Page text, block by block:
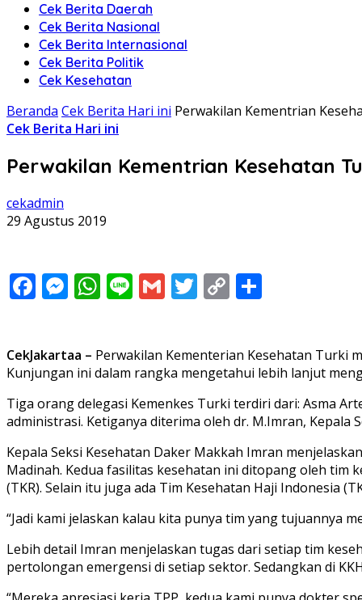
Cek Berita Daerah
Cek Berita Nasional
Cek Berita Internasional
Cek Berita Politik
Cek Kesehatan
Beranda Cek Berita Hari ini Perwakilan Kementrian
Cek Berita Hari ini
Perwakilan Kementrian Kesehatan
cekadmin
29 Agustus 2019
Facebook
Messenger
WhatsApp
LineGmailTwitter
Copy
CekJakartaa – Perwakilan Kementerian Kesehatan Turki
Kunjungan ini dalam rangka mengetahui lebih lanjut
Tiga orang delegasi Kemenkes Turki terdiri dari: Asma
administrasi. Ketiganya diterima oleh dr. M.Imran, Kepala
Kepala Seksi Kesehatan Daker Makkah Imran
Madinah. Kedua fasilitas kesehatan ini ditopang oleh tim
(TKR). Selain itu juga ada Tim Kesehatan Haji Indonesia
“Jadi kami jelaskan kalau kita punya tim yang tujuannya
Lebih detail Imran menjelaskan tugas dari setiap tim
pertolongan emergensi di setiap sektor. Sedangkan di